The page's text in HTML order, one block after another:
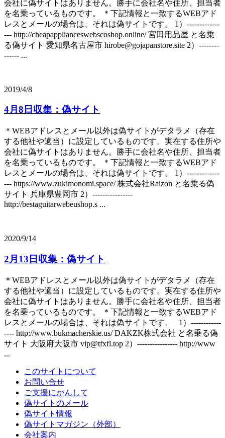
会社に偽サイトはありません。勝手に会社名や住所、担当者
を名乗っているものです。 ＊下記情報と一致するWEBアド
レスとメールの場合は、それは偽サイトです。 1）-------------
--- http://cheapapplianceswebscoshop.online/ 宮田用品屋 と名乗
る偽サイト 愛知県名古屋市 hirobe@gojapanstore.site 2）--------
------ ...
2019/4/8
4月8日収集：偽サイト
＊WEBアドレスとメール以外は偽サイトがデタラメ（存在
する他社や適当）に設定しているものです。実在する住所や
会社に偽サイトはありません。勝手に会社名や住所、担当者
を名乗っているものです。 ＊下記情報と一致するWEBアド
レスとメールの場合は、それは偽サイトです。 1）-------------
--- https://www.zukimonomi.space/ 株式会社Raizon と名乗る偽
サイト 兵庫県豊岡市 2）----------------
http://bestaguitarwebeushop.s ...
2020/9/14
2月13日収集：偽サイト
＊WEBアドレスとメール以外は偽サイトがデタラメ（存在
する他社や適当）に設定しているものです。実在する住所や
会社に偽サイトはありません。勝手に会社名や住所、担当者
を名乗っているものです。 ＊下記情報と一致するWEBアド
レスとメールの場合は、それは偽サイトです。 1）------------
---- http://www.bukmacherskie.us/ DAKZK株式会社 と名乗る偽
サイト 大阪府大阪市 vip@tfxfl.top 2）---------------- http://www
...
このサイトについて
お問い合せ
ご支援にかんして
偽サイトのメール
偽サイト情報
偽サイトマガジン（外部）
会社案内